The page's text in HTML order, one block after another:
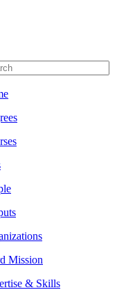
Mission
& Skills